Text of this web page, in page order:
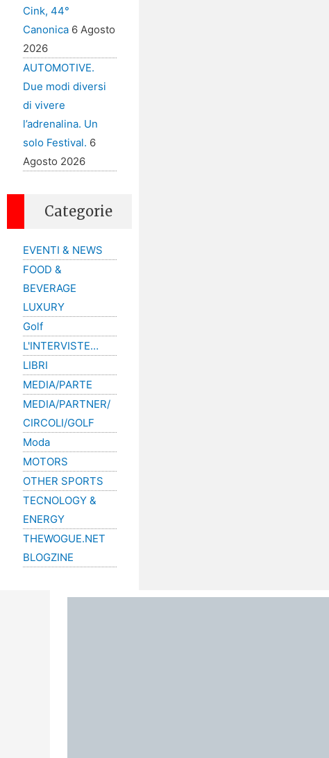
Cink, 44°
Canonica 6 Agosto
2026
AUTOMOTIVE.
Due modi diversi
di vivere
l’adrenalina. Un
solo Festival. 6
Agosto 2026
Categorie
EVENTI & NEWS
FOOD &
BEVERAGE
LUXURY
Golf
L'INTERVISTE…
LIBRI
MEDIA/PARTE
MEDIA/PARTNER/
CIRCOLI/GOLF
Moda
MOTORS
OTHER SPORTS
TECNOLOGY &
ENERGY
THEWOGUE.NET
BLOGZINE